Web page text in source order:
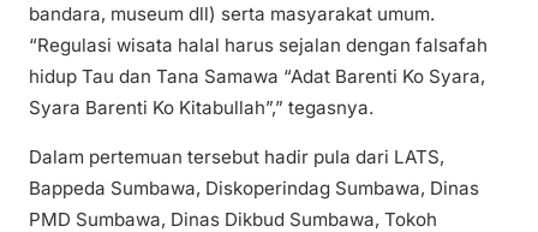
bandara, museum dll) serta masyarakat umum.
“Regulasi wisata halal harus sejalan dengan falsafah
hidup Tau dan Tana Samawa “Adat Barenti Ko Syara,
Syara Barenti Ko Kitabullah”,” tegasnya.
Dalam pertemuan tersebut hadir pula dari LATS,
Bappeda Sumbawa, Diskoperindag Sumbawa, Dinas
PMD Sumbawa, Dinas Dikbud Sumbawa, Tokoh